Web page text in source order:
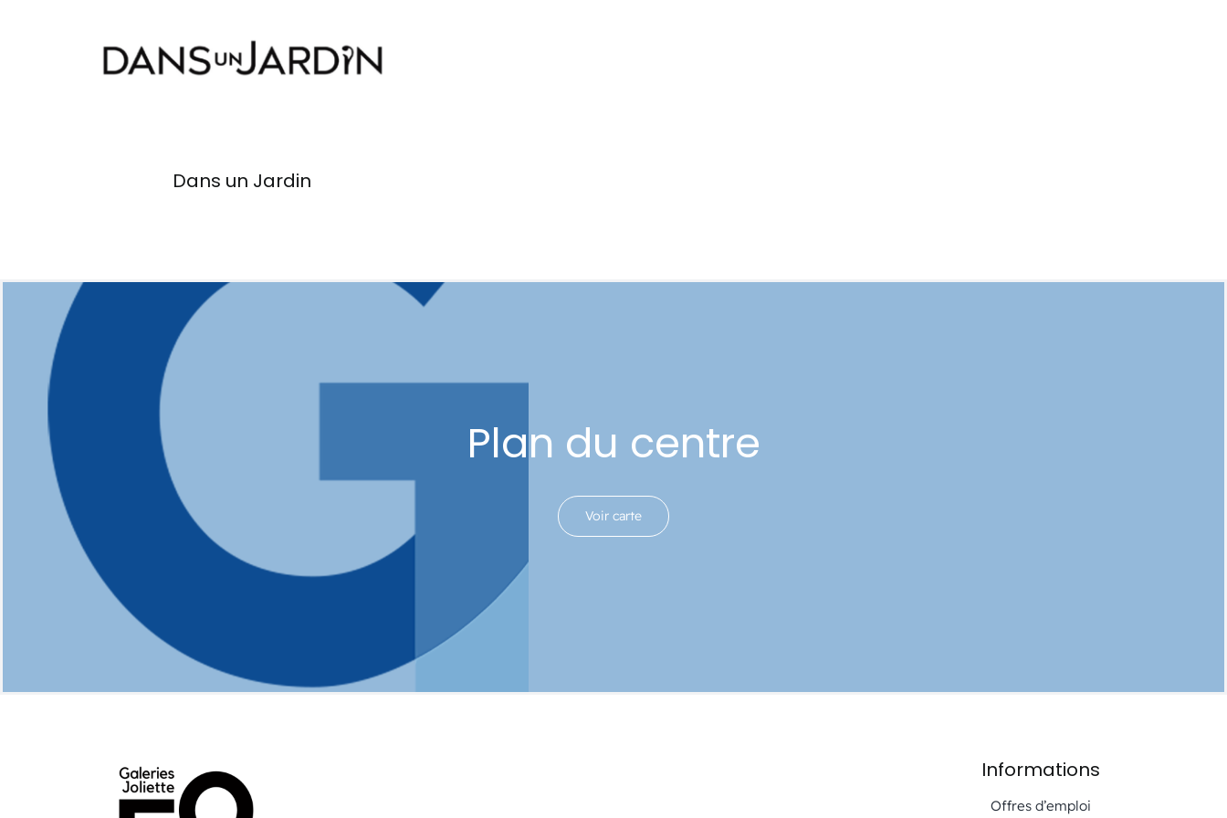
Dans un Jardin
Plan du centre
Voir carte
Informations
Offres d’emploi